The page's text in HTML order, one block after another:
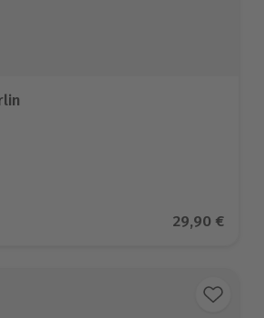
basierend auf 2 BewertungenAktueller
29,90 €